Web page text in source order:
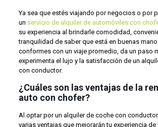
Ya sea que estés viajando por negocios o por
un servicio de alquiler de automóviles con
su experiencia al brindarle comodidad,
tranquilidad de saber que está en buenas
conformes con un viaje promedio, da un paso
experimenta el lujo y la satisfacción de un
con conductor.
¿Cuáles son las ventajas de la
auto con chofer?
Al optar por un alquiler de coche con
varias ventajas que mejorarán tu experiencia de